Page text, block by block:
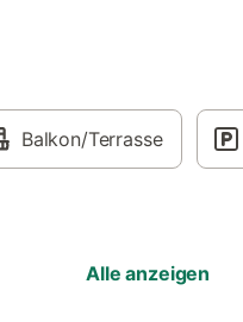
Balkon/Terrasse
Alle anzeigen